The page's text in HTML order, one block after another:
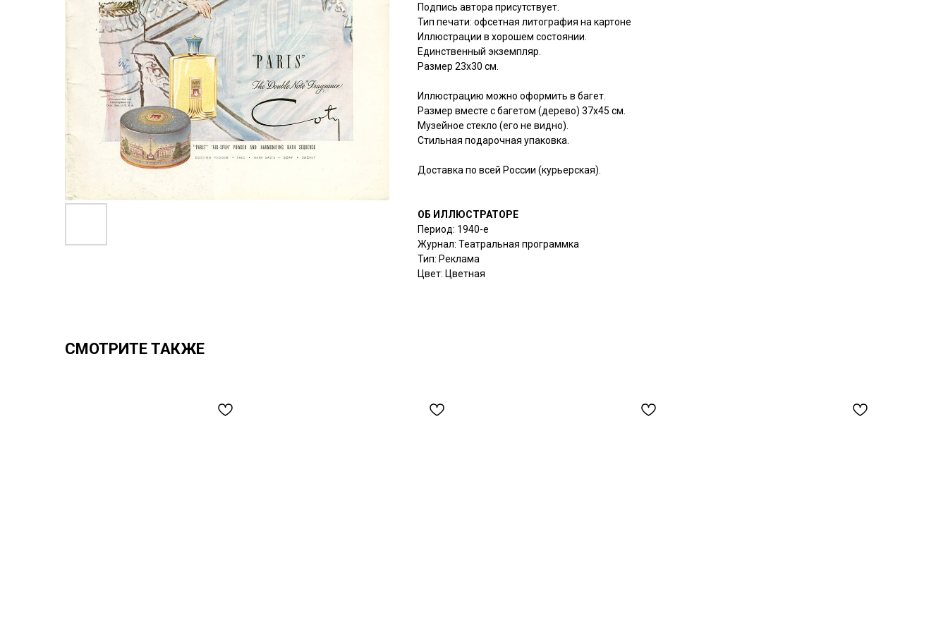
Подпись автора присутствует.
Тип печати: офсетная литография на картоне
Иллюстрации в хорошем состоянии.
Единственный экземпляр.
Размер 23х30 см.
Иллюстрацию можно оформить в багет.
Размер вместе с багетом (дерево) 37х45 см.
Музейное стекло (его не видно).
Стильная подарочная упаковка.
Доставка по всей России (курьерская).
ОБ ИЛЛЮСТРАТОРЕ
Период: 1940-е
Журнал: Театральная программка
Тип: Реклама
Цвет: Цветная
СМОТРИТЕ ТАКЖЕ